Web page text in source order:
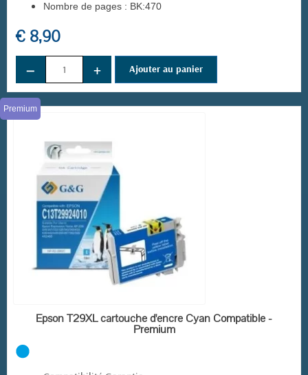
Nombre de pages : BK:470
€ 8,90
− + Ajouter au panier
EN STOCK
Premium
Epson T29XL cartouche d'encre Cyan Compatible -
Premium